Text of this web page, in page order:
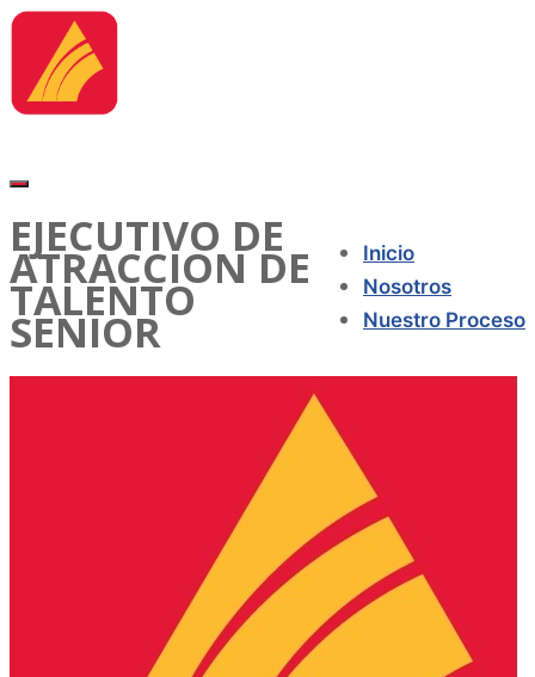
Inicio
Nosotros
Nuestro Proceso
EJECUTIVO DE
ATRACCION DE
TALENTO
SENIOR